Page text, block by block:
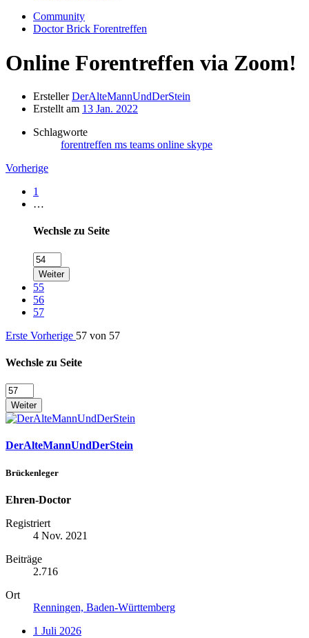
Community
Doctor Brick Forentreffen
Online Forentreffen via Zoom!
Ersteller DerAlteMannUndDerStein
Erstellt am 13 Jan. 2022
Schlagworte
forentreffen ms teams online skype
Vorherige
1
…
Wechsle zu Seite
Weiter
55
56
57
Erste Vorherige 57 von 57
Wechsle zu Seite
Weiter
DerAlteMannUndDerStein
Brückenleger
Ehren-Doctor
Registriert
4 Nov. 2021
Beiträge
2.716
Ort
Renningen, Baden-Württemberg
1 Juli 2026